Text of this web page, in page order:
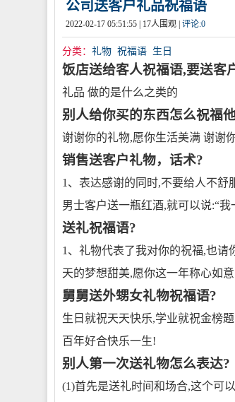
公司送客户礼品祝福语
2022-02-17 05:51:55 | 17人围观 | 评论:0
分类： 礼物 祝福语 生日
饭店送给客人祝福语,要送客
礼品 做的是什么之类的
别人给你买的东西怎么祝福
谢谢你的礼物,愿你生活美满 谢谢
销售送客户礼物，话术?
1、表达感谢的同时,不要给人不舒
男士客户送一瓶红酒,就可以说:“我
送礼祝福语?
1、礼物代表了我对你的祝福,也
天的梦想甜美,愿你这一年称心如意
舅舅送外甥女礼物祝福语?
生日就祝天天快乐,学业就祝金榜
百年好合快乐一生!
别人第一次送礼物怎么表达?
(1)首先是送礼时间和场合,这个可